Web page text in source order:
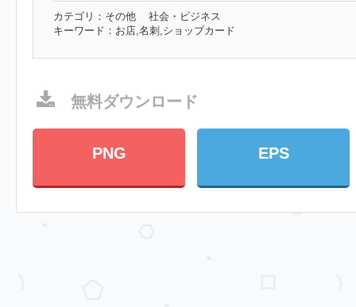
カテゴリ： その他
社会・ビジネス
キーワード： お店,名刺,ショップカード
無料ダウンロード
PNG EPS